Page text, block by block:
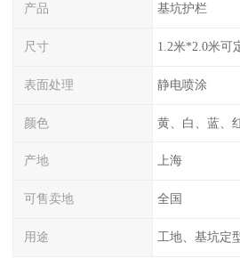
产品 基坑护栏
尺寸 1.2米*2.0米可
表面处理 静电喷涂
颜色 黄、白、蓝、
产地 上海
可售卖地 全国
用途 工地、基坑定